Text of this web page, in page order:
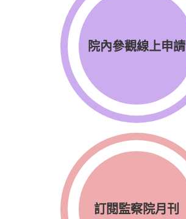
院內參觀線上申請
訂閱監察院月刊